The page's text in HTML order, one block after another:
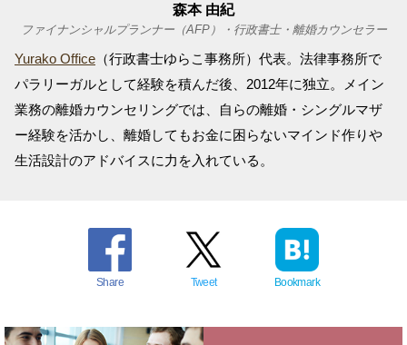
森本 由紀
ファイナンシャルプランナー（AFP）・行政書士・離婚カウンセラー
Yurako Office （行政書士ゆらこ事務所）代表。法律事務所で
パラリーガルとして経験を積んだ後、2012年に独立。メイン
業務の離婚カウンセリングでは、自らの離婚・シングルマザ
ー経験を活かし、離婚してもお金に困らないマインド作りや
生活設計のアドバイスに力を入れている。
Share Tweet Bookmark